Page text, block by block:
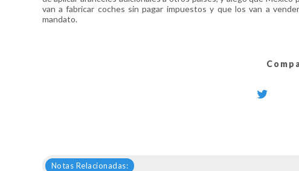
van a fabricar coches sin pagar impuestos y que los van a
mandato.
Notas Relacionadas: